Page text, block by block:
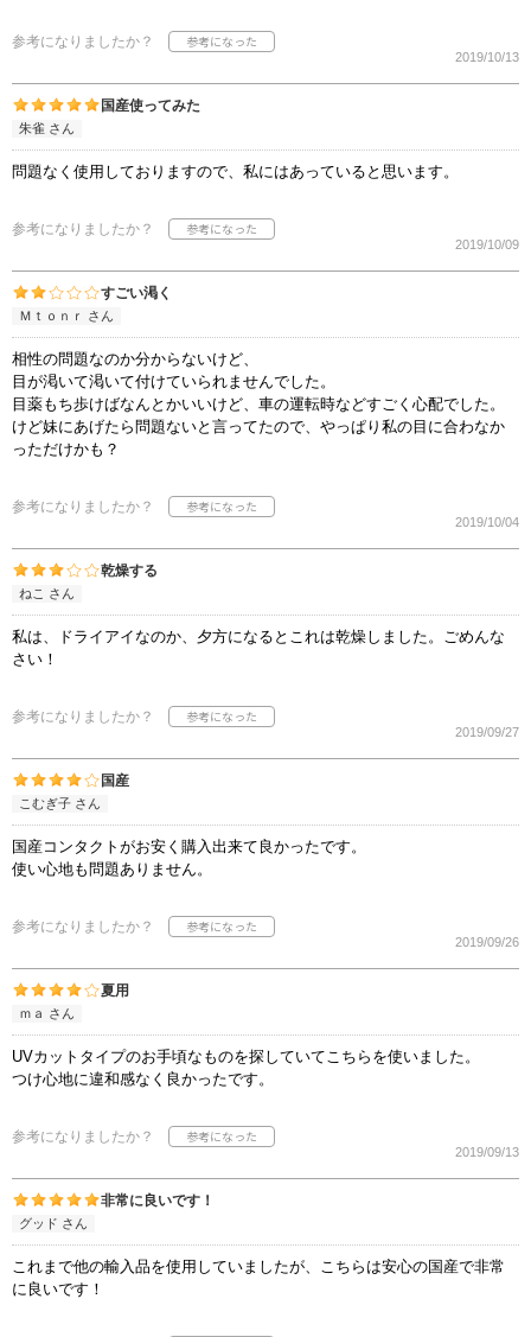
参考になりましたか？
2019/10/13
国産使ってみた
朱雀 さん
問題なく使用しておりますので、私にはあっていると思います。
参考になりましたか？
2019/10/09
すごい渇く
Ｍｔｏｎｒ さん
相性の問題なのか分からないけど、
目が渇いて渇いて付けていられませんでした。
目薬もち歩けばなんとかいいけど、車の運転時などすごく心配でした。
けど妹にあげたら問題ないと言ってたので、やっぱり私の目に合わなか
っただけかも？
参考になりましたか？
2019/10/04
乾燥する
ねこ さん
私は、ドライアイなのか、夕方になるとこれは乾燥しました。ごめんな
さい！
参考になりましたか？
2019/09/27
国産
こむぎ子 さん
国産コンタクトがお安く購入出来て良かったです。
使い心地も問題ありません。
参考になりましたか？
2019/09/26
夏用
ｍａ さん
UVカットタイプのお手頃なものを探していてこちらを使いました。
つけ心地に違和感なく良かったです。
参考になりましたか？
2019/09/13
非常に良いです！
グッド さん
これまで他の輸入品を使用していましたが、こちらは安心の国産で非常
に良いです！